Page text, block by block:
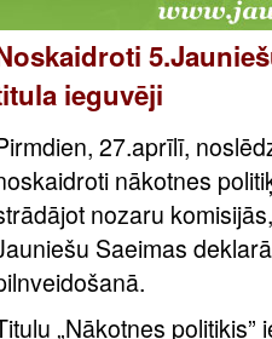
ieguvēji
27.aprīlī,
nākotnes
nozaru
Saeimas
„Nākotnes